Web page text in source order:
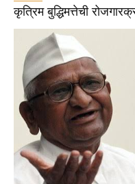
कृत्रिम बुद्धिमत्तेची